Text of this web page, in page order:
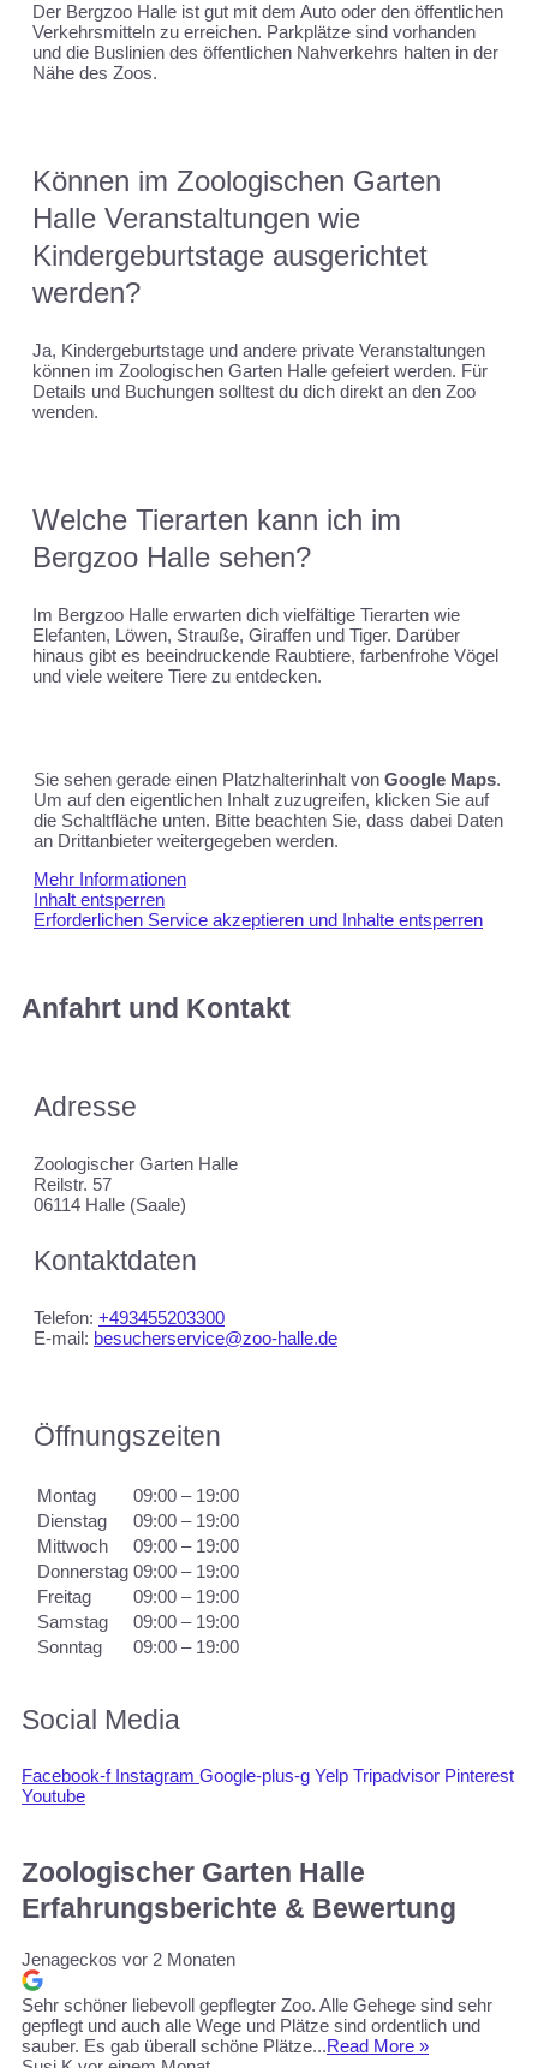
Der Bergzoo Halle ist gut mit dem Auto oder den öffentlichen
Verkehrsmitteln zu erreichen. Parkplätze sind vorhanden
und die Buslinien des öffentlichen Nahverkehrs halten in der
Nähe des Zoos.
Können im Zoologischen Garten
Halle Veranstaltungen wie
Kindergeburtstage ausgerichtet
werden?
Ja, Kindergeburtstage und andere private Veranstaltungen
können im Zoologischen Garten Halle gefeiert werden. Für
Details und Buchungen solltest du dich direkt an den Zoo
wenden.
Welche Tierarten kann ich im
Bergzoo Halle sehen?
Im Bergzoo Halle erwarten dich vielfältige Tierarten wie
Elefanten, Löwen, Strauße, Giraffen und Tiger. Darüber
hinaus gibt es beeindruckende Raubtiere, farbenfrohe Vögel
und viele weitere Tiere zu entdecken.
Sie sehen gerade einen Platzhalterinhalt von Google Maps.
Um auf den eigentlichen Inhalt zuzugreifen, klicken Sie auf
die Schaltfläche unten. Bitte beachten Sie, dass dabei Daten
an Drittanbieter weitergegeben werden.
Mehr Informationen
Inhalt entsperren
Erforderlichen Service akzeptieren und Inhalte entsperren
Anfahrt und Kontakt
Adresse
Zoologischer Garten Halle
Reilstr. 57
06114 Halle (Saale)
Kontaktdaten
Telefon: +493455203300
E-mail: besucherservice@zoo-halle.de
Öffnungszeiten
Montag
09:00 – 19:00
Dienstag
09:00 – 19:00
Mittwoch
09:00 – 19:00
Donnerstag 09:00 – 19:00
Freitag
09:00 – 19:00
Samstag
09:00 – 19:00
Sonntag
09:00 – 19:00
Social Media
Facebook-f Instagram Google-plus-g Yelp Tripadvisor Pinterest
Youtube
Zoologischer Garten Halle
Erfahrungsberichte & Bewertung
Jenageckos vor 2 Monaten
Sehr schöner liebevoll gepflegter Zoo. Alle Gehege sind sehr
gepflegt und auch alle Wege und Plätze sind ordentlich und
sauber. Es gab überall schöne Plätze...Read More »